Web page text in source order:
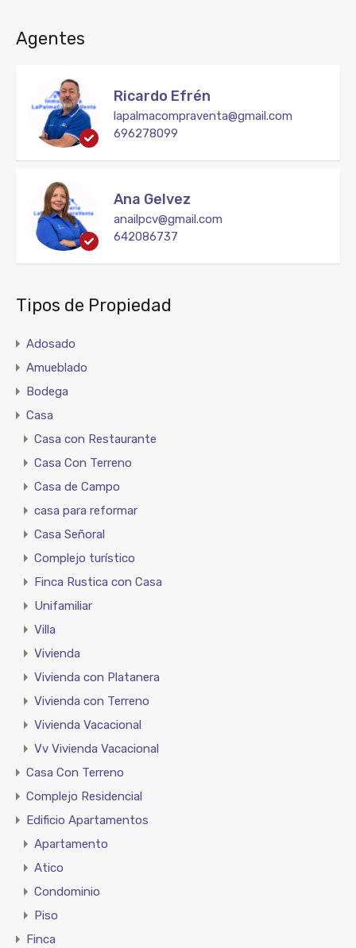
Agentes
Ricardo Efrén
lapalmacompraventa@gmail.com
696278099
Ana Gelvez
anailpcv@gmail.com
642086737
Tipos de Propiedad
Adosado
Amueblado
Bodega
Casa
Casa con Restaurante
Casa Con Terreno
Casa de Campo
casa para reformar
Casa Señoral
Complejo turístico
Finca Rustica con Casa
Unifamiliar
Villa
Vivienda
Vivienda con Platanera
Vivienda con Terreno
Vivienda Vacacional
Vv Vivienda Vacacional
Casa Con Terreno
Complejo Residencial
Edificio Apartamentos
Apartamento
Atico
Condominio
Piso
Finca